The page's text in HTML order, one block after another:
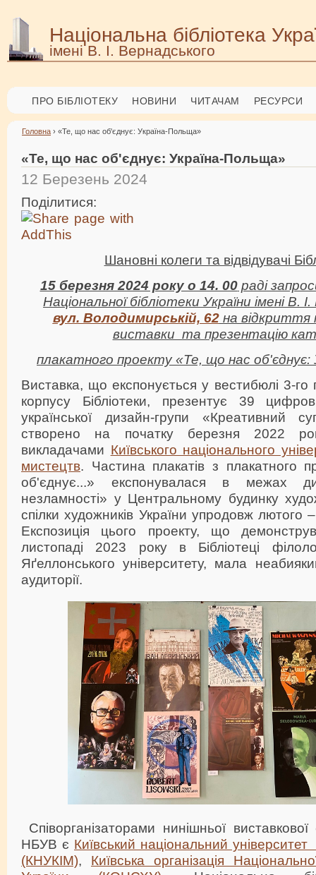
Національна бібліотека
імені В. І. Вернадського
ПРО БІБЛІОТЕКУ НОВИНИ ЧИТАЧАМ РЕСУРСИ
Головна › «Те, що нас об'єднує: Україна-Польща»
«Те, що нас об'єднує: Україна-Польща»
12 Березень 2024
Поділитися:
Шановні колеги та відвідувачі
15 березня 2024 року о 14. 00раді
Національної бібліотеки України імені В.
вул. Володимирській, 62на відкриття
виставки та презентацію
плакатного проекту «Те, що нас об'єднує:
Виставка, що експонується у вестибюлі 3-го
корпусу Бібліотеки, презентує 39
української дизайн-групи «Креативний
створено на початку березня 2022
викладачами Київського національного
мистецтв. Частина плакатів з плакатного
об'єднує...» експонувалася в межах
незламності» у Центральному будинку
спілки художників України упродовж лютого
Експозиція цього проекту, що
листопаді 2023 року в Бібліотеці
Яґеллонського університету, мала
аудиторії.
Співорганізаторами нинішньої виставкової
НБУВ є Київський національний
(КНУКІМ), Київська організація